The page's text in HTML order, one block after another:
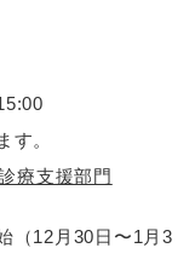
す。
療支援部門
（12月30日〜1月3